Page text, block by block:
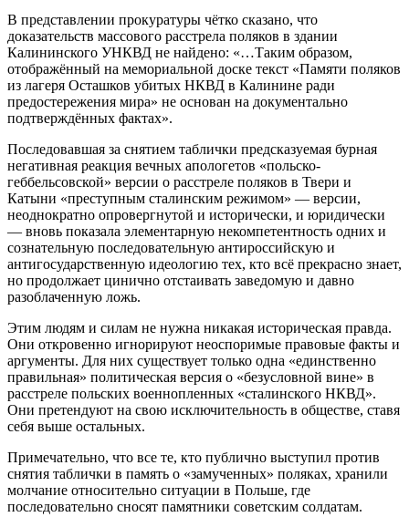
В представлении прокуратуры чётко сказано, что
доказательств массового расстрела поляков в здании
Калининского УНКВД не найдено: «…Таким образом,
отображённый на мемориальной доске текст «Памяти поляков
из лагеря Осташков убитых НКВД в Калинине ради
предостережения мира» не основан на документально
подтверждённых фактах».
Последовавшая за снятием таблички предсказуемая бурная
негативная реакция вечных апологетов «польско-
геббельсовской» версии о расстреле поляков в Твери и
Катыни «преступным сталинским режимом» — версии,
неоднократно опровергнутой и исторически, и юридически
— вновь показала элементарную некомпетентность одних и
сознательную последовательную антироссийскую и
антигосударственную идеологию тех, кто всё прекрасно знает,
но продолжает цинично отстаивать заведомую и давно
разоблаченную ложь.
Этим людям и силам не нужна никакая историческая правда.
Они откровенно игнорируют неоспоримые правовые факты и
аргументы. Для них существует только одна «единственно
правильная» политическая версия о «безусловной вине» в
расстреле польских военнопленных «сталинского НКВД».
Они претендуют на свою исключительность в обществе, ставя
себя выше остальных.
Примечательно, что все те, кто публично выступил против
снятия таблички в память о «замученных» поляках, хранили
молчание относительно ситуации в Польше, где
последовательно сносят памятники советским солдатам.